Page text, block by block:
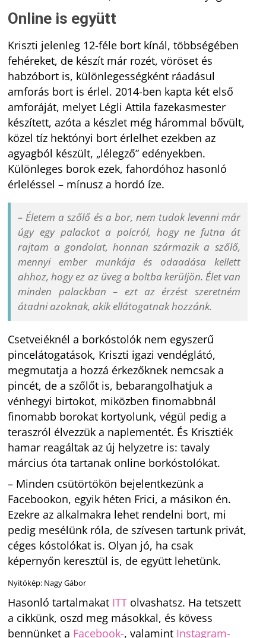
Online is együtt
Kriszti jelenleg 12-féle bort kínál, többségében
fehéreket, de készít már rozét, vöröset és
habzóbort is, különlegességként ráadásul
amforás bort is érlel. 2014-ben kapta két első
amforáját, melyet Légli Attila fazekasmester
készített, azóta a készlet még hárommal bővült,
közel tíz hektónyi bort érlelhet ezekben az
agyagból készült, „lélegző” edényekben.
Különleges borok ezek, fahordóhoz hasonló
érleléssel – mínusz a hordó íze.
– Életem a szőlő és a bor, nem tudok levenni már
úgy egy palackot a polcról, hogy ne futna át
rajtam a gondolat, honnan származik a szőlő,
mennyi ember munkája és odaadása kellett
ahhoz, hogy ez az üveg a boltba kerüljön. Élet van
minden palackban – ezt az érzést szeretném
átadni azoknak, akik ellátogatnak hozzánk.
Csetveiéknél a borkóstolók nem egyszerű
pincelátogatások, Kriszti igazi vendéglátó,
megmutatja a hozzá érkezőknek nemcsak a
pincét, de a szőlőt is, bebarangolhatjuk a
vénhegyi birtokot, miközben finomabbnál
finomabb borokat kortyolunk, végül pedig a
teraszról élvezzük a naplementét. És Krisztiék
hamar reagáltak az új helyzetre is: tavaly
március óta tartanak online borkóstolókat.
– Minden csütörtökön bejelentkezünk a
Facebookon, egyik héten Frici, a másikon én.
Ezekre az alkalmakra lehet rendelni bort, mi
pedig mesélünk róla, de szívesen tartunk privát,
céges kóstolókat is. Olyan jó, ha csak
képernyőn keresztül is, de együtt lehetünk.
Nyitókép: Nagy Gábor
Hasonló tartalmakat ITT olvashatsz. Ha tetszett
a cikkünk, oszd meg másokkal, és kövess
bennünket a Facebook-, valamint Instagram-